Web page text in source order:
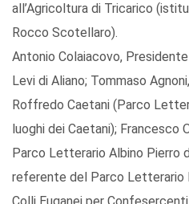
all’Agricoltura di Tricarico
Rocco Scotellaro).
Antonio Colaiacovo,
Levi di Aliano; Tommaso
Roffredo Caetani (Parco
luoghi dei Caetani); Francesco
Parco Letterario Albino Pierro
referente del Parco Letterario